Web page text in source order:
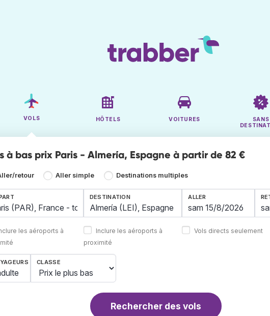
VOLS HÔTELS VOITURES
SANS
à bas prix Paris - Almería, Espagne à partir de 82 €
retour Aller simple Destinations multiples
les aéroports à
DESTINATION
Inclure les aéroports à
proximité
ALLER
Vols directs seulement
CLASSE
Rechercher des vols